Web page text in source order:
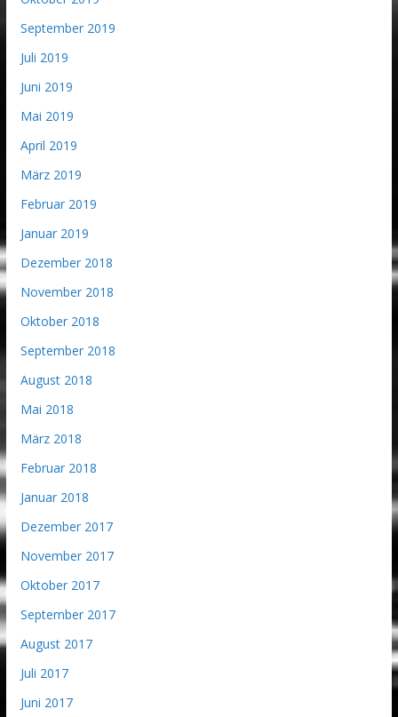
September 2019
Juli 2019
Juni 2019
Mai 2019
April 2019
März 2019
Februar 2019
Januar 2019
Dezember 2018
November 2018
Oktober 2018
September 2018
August 2018
Mai 2018
März 2018
Februar 2018
Januar 2018
Dezember 2017
November 2017
Oktober 2017
September 2017
August 2017
Juli 2017
Juni 2017